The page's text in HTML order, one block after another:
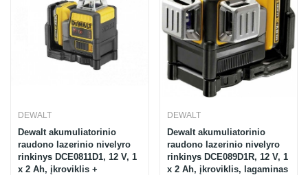
DEWALT
Dewalt akumuliatorinio
raudono lazerinio nivelyro
rinkinys DCE0811D1, 12 V, 1
x 2 Ah, įkroviklis +
DEWALT
Dewalt akumuliatorinio
raudono lazerinio nivelyro
rinkinys DCE089D1R, 12 V, 1
x 2 Ah, įkroviklis, lagaminas